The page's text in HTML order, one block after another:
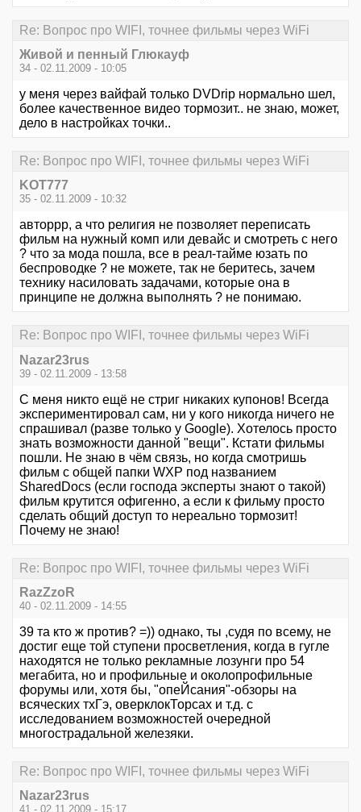
Re: Вопрос про WIFI, точнее фильмы через WiFi
Живой и пенный Глюкауф
34 - 02.11.2009 - 10:05
у меня через вайфай только DVDrip нормально шел,
более качественное видео тормозит.. не знаю, может,
дело в настройках точки..
Re: Вопрос про WIFI, точнее фильмы через WiFi
KOT777
35 - 02.11.2009 - 10:32
авторрр, а что религия не позволяет переписать
фильм на нужный комп или девайс и смотреть с него
? что за мода пошла, все в реал-тайме юзать по
беспроводке ? не можете, так не беритесь, зачем
технику насиловать задачами, которые она в
принципе не должна выполнять ? не понимаю.
Re: Вопрос про WIFI, точнее фильмы через WiFi
Nazar23rus
39 - 02.11.2009 - 13:58
С меня никто ещё не стриг никаких купонов! Всегда
экспериментировал сам, ни у кого никогда ничего не
спрашивал (разве только у Google). Хотелось просто
знать возможности данной "вещи". Кстати фильмы
пошли. Не знаю в чём связь, но когда смотришь
фильм с общей папки WXP под названием
SharedDocs (если господа эксперты знают о такой)
фильм крутится офигенно, а если к фильму просто
сделать общий доступ то нереально тормозит!
Почему не знаю!
Re: Вопрос про WIFI, точнее фильмы через WiFi
RazZzoR
40 - 02.11.2009 - 14:55
39 та кто ж против? =)) однако, ты ,судя по всему, не
достиг еще той ступени просветления, когда в гугле
находятся не только рекламные лозунги про 54
мегабита, но и профильные и околопрофильные
форумы или, хотя бы, "опеЙсания"-обзоры на
всяческих тхГэ, оверклокТорсах и т.д. с
исследованием возможностей очередной
многострадальной железяки.
Re: Вопрос про WIFI, точнее фильмы через WiFi
Nazar23rus
41 - 02.11.2009 - 15:17